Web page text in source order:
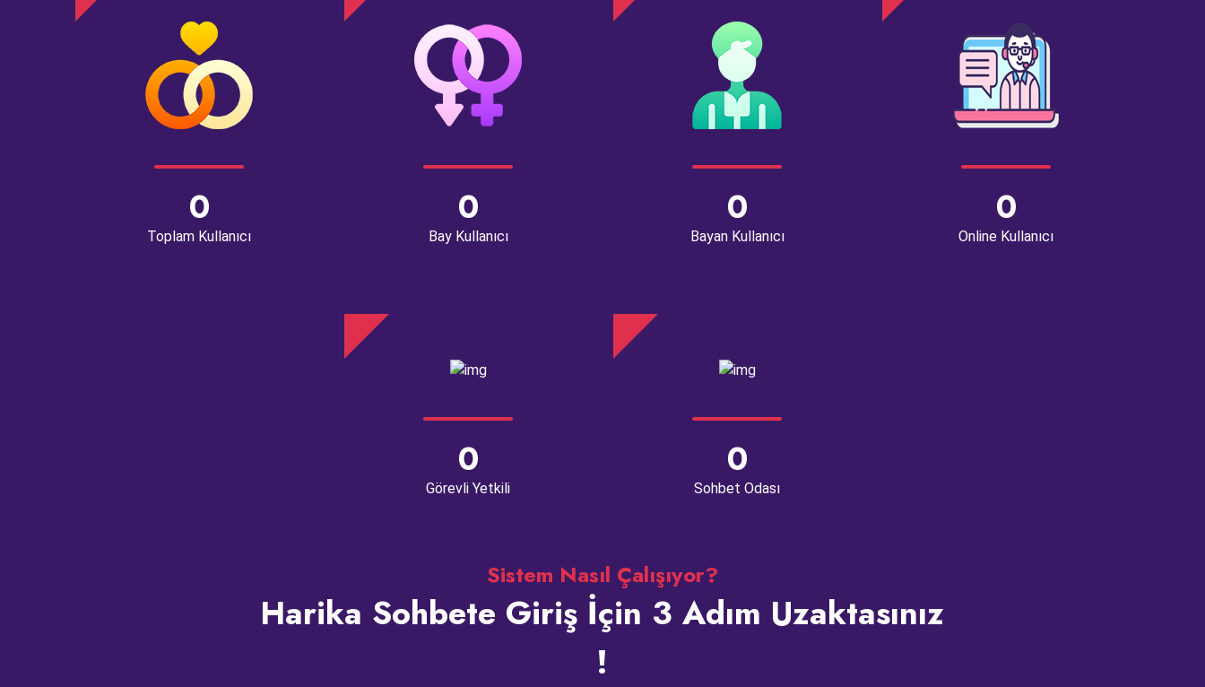
0
Toplam Kullanıcı
0
Bay Kullanıcı
0
Bayan Kullanıcı
0
Online Kullanıcı
0
Görevli Yetkili
0
Sohbet Odası
Sistem Nasıl Çalışıyor?
Harika Sohbete Giriş İçin 3 Adım Uzaktasınız
!